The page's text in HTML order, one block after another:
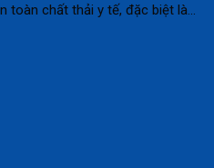
toàn chất thải y tế, đặc biệt là...